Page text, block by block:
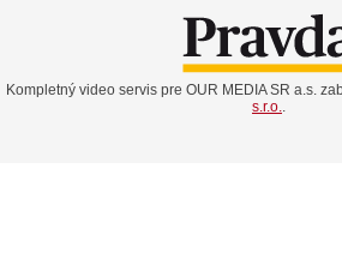
Kompletný video servis pre OUR MEDIA SR a.s.
s.r.o..